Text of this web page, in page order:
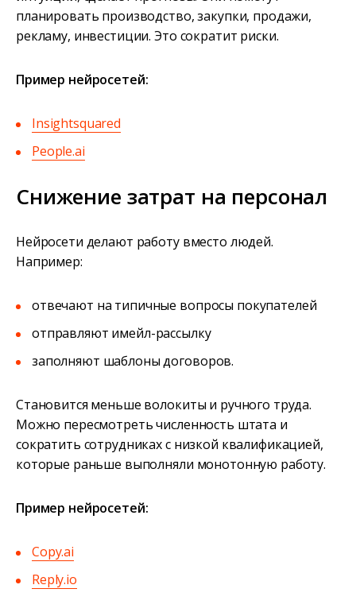
планировать производство, закупки, продажи,
рекламу, инвестиции. Это сократит риски.
Пример нейросетей:
Insightsquared
People.ai
Снижение затрат на персонал
Нейросети делают работу вместо людей.
Например:
отвечают на типичные вопросы покупателей
отправляют имейл-рассылку
заполняют шаблоны договоров.
Становится меньше волокиты и ручного труда.
Можно пересмотреть численность штата и
сократить сотрудниках с низкой квалификацией,
которые раньше выполняли монотонную работу.
Пример нейросетей:
Copy.ai
Reply.io